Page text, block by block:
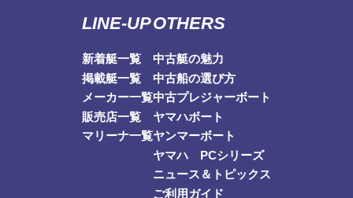
LINE-UP
新着艇一覧
掲載艇一覧
メーカー一覧
販売店一覧
マリーナ一覧
OTHERS
中古艇の魅力
中古船の選び方
中古プレジャーボート
ヤマハボート
ヤンマーボート
ヤマハ PCシリーズ
ニュース＆トピックス
ご利用ガイド